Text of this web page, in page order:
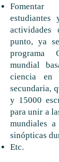
actividades
punto, ya
programa
mundial
ciencia en
secundaria,
y 15000
para unir a
mundiales
sinópticas
Etc.